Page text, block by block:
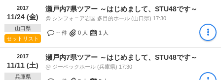
2017
11/24 (金)
山口県
セットリスト
瀬戸内7県ツアー ～はじめまして、STU48です～
@ シンフォニア岩国 多目的ホール (山口県) 17:30
-- 件 0 人 1 人
2017
11/11 (土)
兵庫県
瀬戸内7県ツアー ～はじめまして、STU48です～
@ ジーベックホール (兵庫県) 17:30